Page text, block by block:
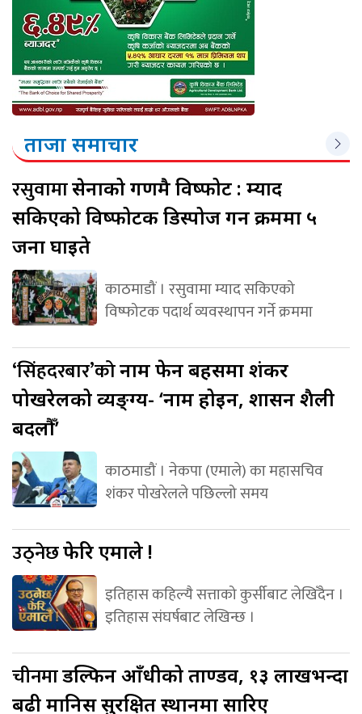
ताजा समाचार
रसुवामासेनाको गणमै विष्फोट : म्याद
सकिएको विष्फोटक डिस्पोज गर्ने क्रममा ५
जना घाइते
काठमाडौं । रसुवामा म्याद सकिएको
विष्फोटक पदार्थ व्यवस्थापन गर्ने क्रममा
‘सिंहदरबार’कोनाम फेर्ने बहसमा शंकर
पोखरेलको व्यङ्ग्य- ‘नाम होइन, शासन शैली
बदलौँ’
काठमाडौं । नेकपा (एमाले) का महासचिव
शंकर पोखरेलले पछिल्लो समय
उठ्नेछफेरि एमाले !
इतिहास कहिल्यै सत्ताको कुर्सीबाट लेखिँदैन ।
इतिहास संघर्षबाट लेखिन्छ ।
चीनमाडल्फिन आँधीको ताण्डव, १३ लाखभन्दा
बढी मानिस सुरक्षित स्थानमा सारिए